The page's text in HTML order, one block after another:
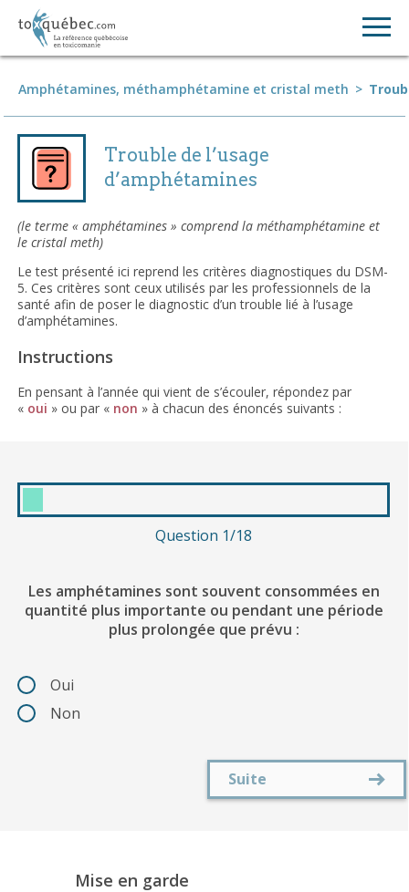
Amphétamines, méthamphétamine et cristal meth >
Trouble de l’usage
d’amphétamines
(le terme « amphétamines » comprend la méthamphétamine et
le cristal meth)
Le test présenté ici reprend les critères diagnostiques du DSM-
5. Ces critères sont ceux utilisés par les professionnels de la
santé afin de poser le diagnostic d’un trouble lié à l’usage
d’amphétamines.
Instructions
En pensant à l’année qui vient de s’écouler, répondez par
« oui » ou par « non » à chacun des énoncés suivants :
Question 1/18
Les amphétamines sont souvent consommées en
quantité plus importante ou pendant une période
plus prolongée que prévu :
Oui
Non
Suite
Mise en garde